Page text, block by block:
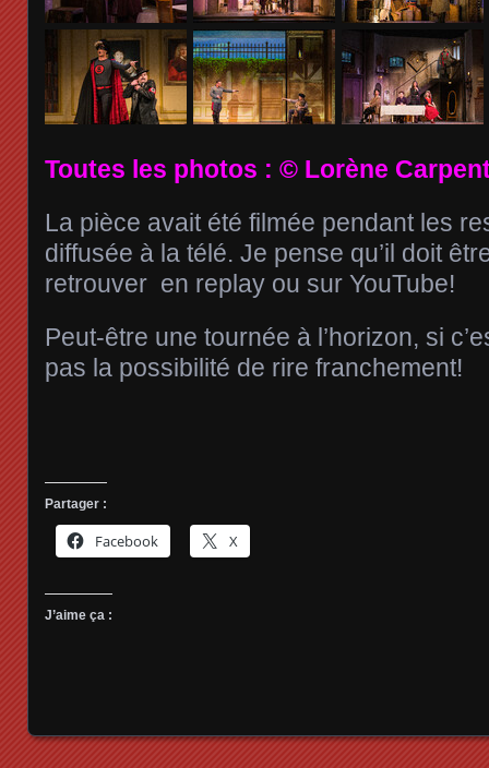
Toutes les photos : © Lorène
La pièce avait été filmée pendant les
diffusée à la télé. Je pense qu’il doit
retrouver en replay ou sur YouTube!
Peut-être une tournée à l’horizon, si
pas la possibilité de rire franchement!
Partager :
Facebook X
J’aime ça :